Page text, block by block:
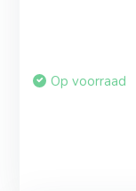
Op voorraad